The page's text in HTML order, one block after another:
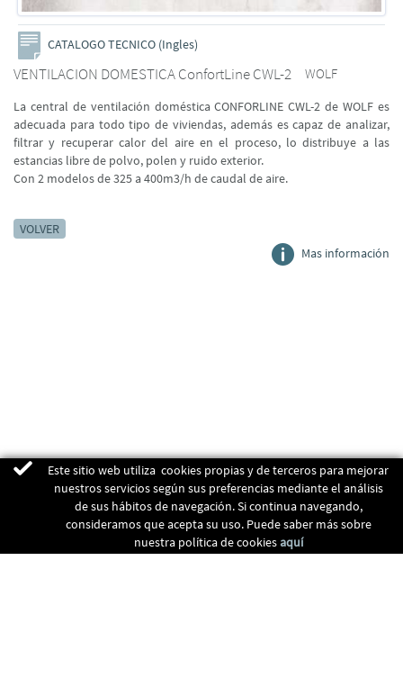
CATALOGO TECNICO (Ingles)
VENTILACION DOMESTICA ConfortLine CWL-2 WOLF
La central de ventilación doméstica CONFORLINE CWL-2 de WOLF es
adecuada para todo tipo de viviendas, además es capaz de analizar,
filtrar y recuperar calor del aire en el proceso, lo distribuye a las
estancias libre de polvo, polen y ruido exterior.
Con 2 modelos de 325 a 400m3/h de caudal de aire.
VOLVER
Mas información
Este sitio web utiliza cookies propias y de terceros para mejorar
nuestros servicios según sus preferencias mediante el análisis
de sus hábitos de navegación. Si continua navegando,
consideramos que acepta su uso. Puede saber más sobre
nuestra política de cookies aquí